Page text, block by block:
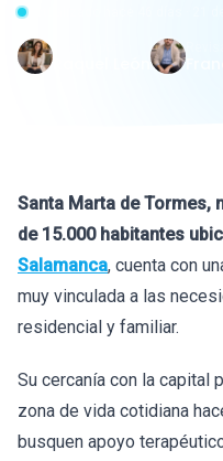
Actualizado hace 46 días · 21
Santa Marta de Tormes,
de 15.000 habitantes
Salamanca, cuenta con
muy vinculada a las
residencial y familiar.
Su cercanía con la capital
zona de vida cotidiana
busquen apoyo